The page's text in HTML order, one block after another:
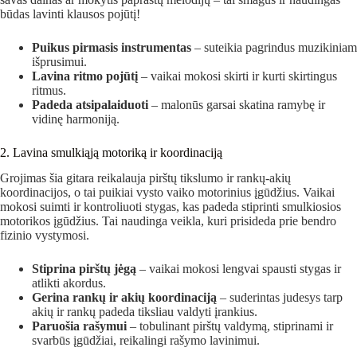
būdas lavinti klausos pojūtį!
Puikus pirmasis instrumentas – suteikia pagrindus muzikiniam
išprusimui.
Lavina ritmo pojūtį – vaikai mokosi skirti ir kurti skirtingus
ritmus.
Padeda atsipalaiduoti – malonūs garsai skatina ramybę ir
vidinę harmoniją.
2. Lavina smulkiąją motoriką ir koordinaciją
Grojimas šia gitara reikalauja pirštų tikslumo ir rankų-akių
koordinacijos, o tai puikiai vysto vaiko motorinius įgūdžius. Vaikai
mokosi suimti ir kontroliuoti stygas, kas padeda stiprinti smulkiosios
motorikos įgūdžius. Tai naudinga veikla, kuri prisideda prie bendro
fizinio vystymosi.
Stiprina pirštų jėgą – vaikai mokosi lengvai spausti stygas ir
atlikti akordus.
Gerina rankų ir akių koordinaciją – suderintas judesys tarp
akių ir rankų padeda tiksliau valdyti įrankius.
Paruošia rašymui– tobulinant pirštų valdymą, stiprinami ir
svarbūs įgūdžiai, reikalingi rašymo lavinimui.